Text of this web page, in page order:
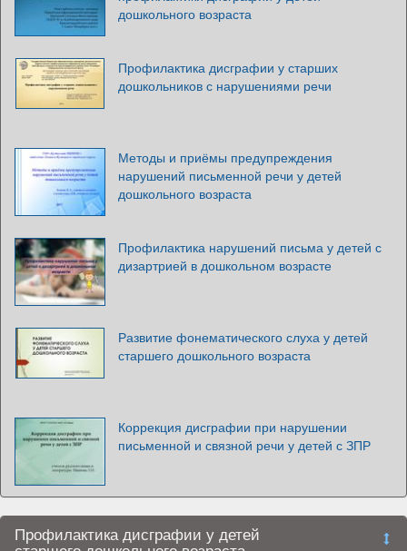
дошкольного возраста
Профилактика дисграфии у старших
дошкольников с нарушениями речи
Методы и приёмы предупреждения
нарушений письменной речи у детей
дошкольного возраста
Профилактика нарушений письма у детей с
дизартрией в дошкольном возрасте
Развитие фонематического слуха у детей
старшего дошкольного возраста
Коррекция дисграфии при нарушении
письменной и связной речи у детей с ЗПР
Профилактика дисграфии у детей